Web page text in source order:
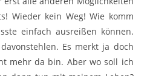
Wieder kein Weg! Wie komm
einfach ausreißen können.
Es merkt ja doch
mehr da bin. Aber wo soll ich